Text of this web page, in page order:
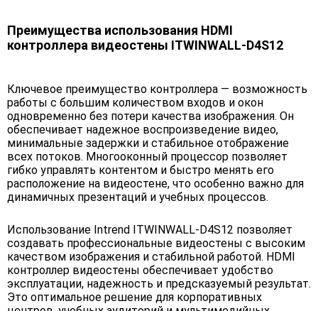
Преимущества использования HDMI
контроллера видеостены ITWINWALL-D4S12
Ключевое преимущество контроллера — возможность
работы с большим количеством входов и окон
одновременно без потери качества изображения. Он
обеспечивает надежное воспроизведение видео,
минимальные задержки и стабильное отображение
всех потоков. Многооконный процессор позволяет
гибко управлять контентом и быстро менять его
расположение на видеостене, что особенно важно для
динамичных презентаций и учебных процессов.
Использование Intrend ITWINWALL-D4S12 позволяет
создавать профессиональные видеостены с высоким
качеством изображения и стабильной работой. HDMI
контроллер видеостены обеспечивает удобство
эксплуатации, надежность и предсказуемый результат.
Это оптимальное решение для корпоративных